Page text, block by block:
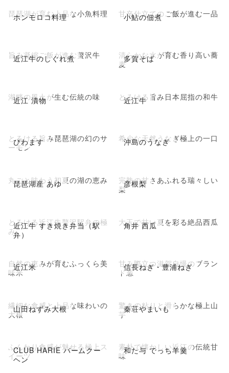
ホンモロコ料理
琵琶湖が育む上品な小魚料理 小鮎の佃煮
甘辛仕立てのご飯が進む一品
近江牛のしぐれ煮
旨み凝縮ご飯が進む贅沢牛 多賀そば
清らかな水が育む香り高い蕎
麦
近江 漬物
湖畔の風土が生む伝統の味 近江牛
とろける旨み日本屈指の和牛
びわます
とろける旨み琵琶湖の幻のサ
ーモン
沖島のうなぎ
希少な天然うなぎ極上の一口
琵琶湖産 あゆ
丸ごと味わう初夏の湖の恵み 彦根梨
完熟の甘さあふれる瑞々しい
梨
近江牛 すき焼き弁当（駅
弁）
とろける近江牛贅沢駅弁の極
み
角井 西瓜
大玉で甘い夏を彩る絶品西瓜
近江米
自然の恵みが育むふっくら美
味米
信長ねぎ・豊浦ねぎ
甘み際立つ滋賀自慢のブラン
ド葱
山田ねずみ大根
繊細な食感と上品な味わいの
大根
秦荘やまいも
驚きの粘りと滑らかな極上山
芋
CLUB HARIE バームクー
ヘン
ふんわり食感が魅せる極上ス
イーツ
和た与 でっち羊羹
素朴で懐かしい近江の伝統甘
味